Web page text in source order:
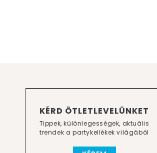
KÉRD ÖTLETLEVELÜNKET
Tippek, különlegességek, aktuális
trendek a partykellékek világából